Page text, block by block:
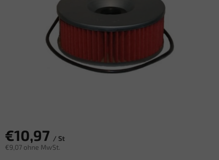
€10,97 / St
€9,07 ohne MwSt.